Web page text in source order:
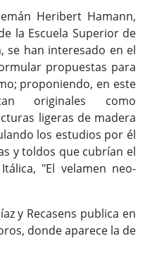
Heribert Hamann,
la Escuela Superior de
se han interesado en el
propuestas para
proponiendo, en este
originales como
ligeras de madera
los estudios por él
y toldos que cubrían el
"El velamen neo-
y Recasens publica en
donde aparece la de